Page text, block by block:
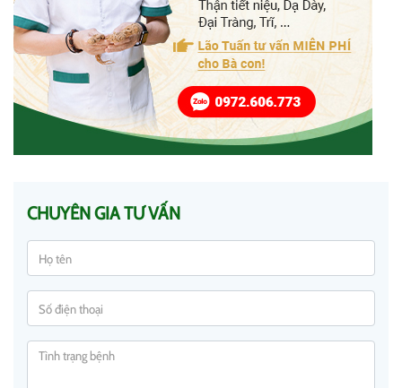
CHUYÊN GIA TƯ VẤN